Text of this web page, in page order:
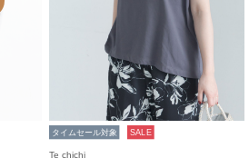
タイムセール対象 SALE
Te chichi